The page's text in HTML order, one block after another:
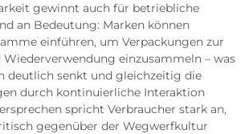
gewinnt auch für betriebliche
an Bedeutung: Marken können
einführen, um Verpackungen zur
einzusammeln – was
deutlich senkt und gleichzeitig die
durch kontinuierliche Interaktion
spricht Verbraucher stark an,
gegenüber der Wegwerfkultur